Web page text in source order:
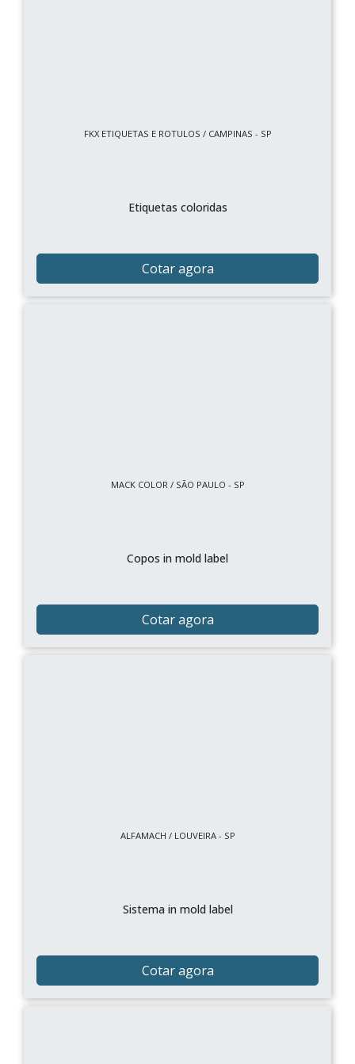
FKX ETIQUETAS E ROTULOS / CAMPINAS - SP
Etiquetas coloridas
Cotar agora
MACK COLOR / SÃO PAULO - SP
Copos in mold label
Cotar agora
ALFAMACH / LOUVEIRA - SP
Sistema in mold label
Cotar agora